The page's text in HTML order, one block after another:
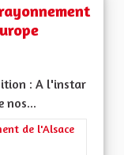
: A l'instar
nos...
l'Education et
de l'Alsace